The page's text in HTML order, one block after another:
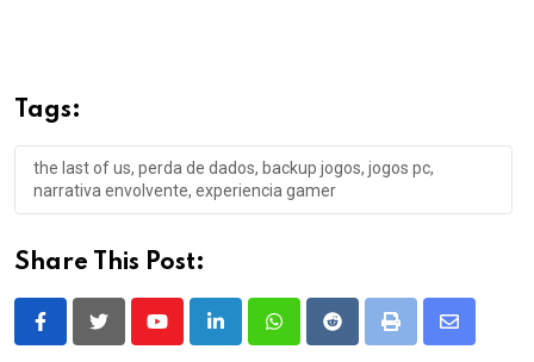
Tags:
the last of us, perda de dados, backup jogos, jogos pc,
narrativa envolvente, experiencia gamer
Share This Post:
YoutubeLinkedInWhatsappRedditPrint
Share